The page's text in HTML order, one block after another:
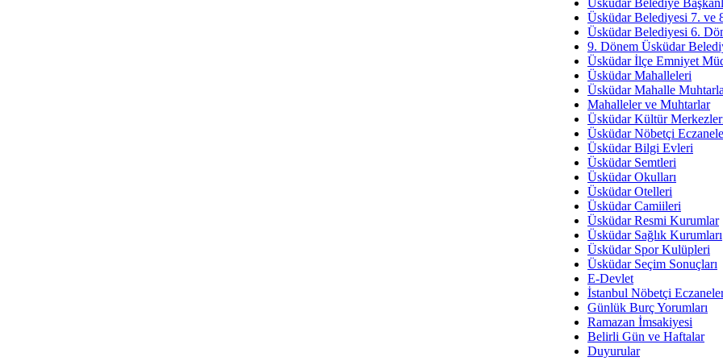
İmar Sorunlarının Genel
Arakan
Bayramın
Ruhsal
Üsküdar
Üsküdar Belediye
Üsküdar Belediyesi 7. ve
Üsküdar Belediyesi 6.
9. Dönem Üsküdar
Üsküdar İlçe Emniyet
Üsküdar Mahalleleri
Üsküdar Mahalle
Mahalleler ve Muhtarlar
Üsküdar Kültür
Üsküdar Nöbetçi
Üsküdar Bilgi Evleri
Üsküdar Semtleri
Üsküdar Okulları
Üsküdar Otelleri
Üsküdar Camiileri
Üsküdar Resmi Kurumlar
Üsküdar Sağlık Kurumları
Üsküdar Spor Kulüpleri
Üsküdar Seçim Sonuçları
E-Devlet
İstanbul Nöbetçi
Günlük Burç Yorumları
Ramazan İmsakiyesi
Belirli Gün ve Haftalar
Duyurular